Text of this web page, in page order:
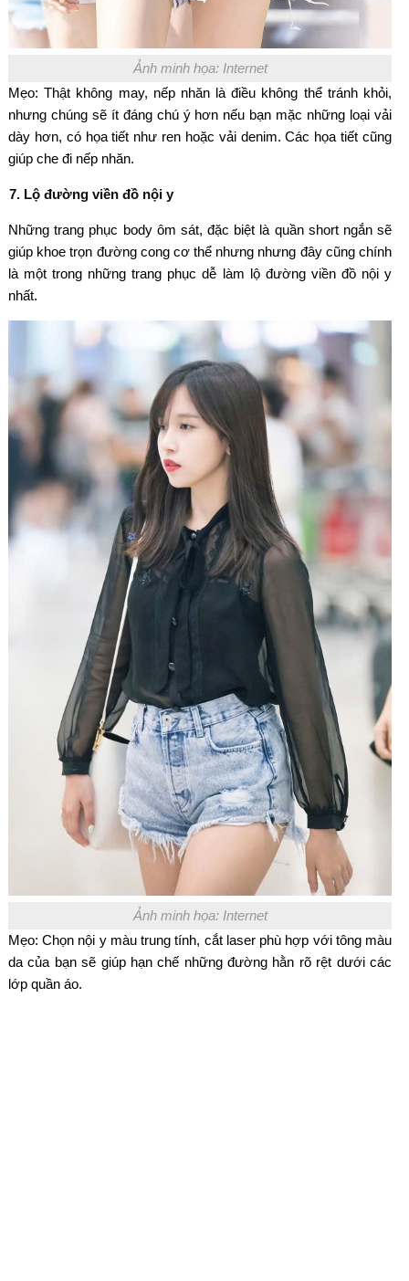
Ảnh minh họa: Internet
Mẹo: Thật không may, nếp nhăn là điều không thể tránh khỏi,
nhưng chúng sẽ ít đáng chú ý hơn nếu bạn mặc những loại vải
dày hơn, có họa tiết như ren hoặc vải denim. Các họa tiết cũng
giúp che đi nếp nhăn.
7. Lộ đường viền đồ nội y
Những trang phục body ôm sát, đặc biệt là quần short ngắn sẽ
giúp khoe trọn đường cong cơ thể nhưng nhưng đây cũng chính
là một trong những trang phục dễ làm lộ đường viền đồ nội y
nhất.
Ảnh minh họa: Internet
Mẹo: Chọn nội y màu trung tính, cắt laser phù hợp với tông màu
da của bạn sẽ giúp hạn chế những đường hằn rõ rệt dưới các
lớp quần áo.